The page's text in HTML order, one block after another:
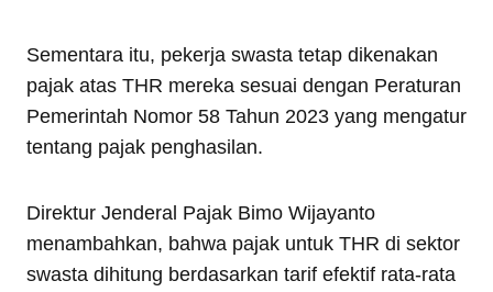
Sementara itu, pekerja swasta tetap dikenakan
pajak atas THR mereka sesuai dengan Peraturan
Pemerintah Nomor 58 Tahun 2023 yang mengatur
tentang pajak penghasilan.
Direktur Jenderal Pajak Bimo Wijayanto
menambahkan, bahwa pajak untuk THR di sektor
swasta dihitung berdasarkan tarif efektif rata-rata